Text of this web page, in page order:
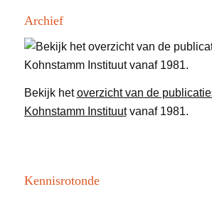
Archief
Bekijk hetoverzicht van de
Kohnstamm Instituutvanaf 1981.
Kennisrotonde